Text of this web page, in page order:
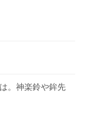
。神楽鈴や鉾先